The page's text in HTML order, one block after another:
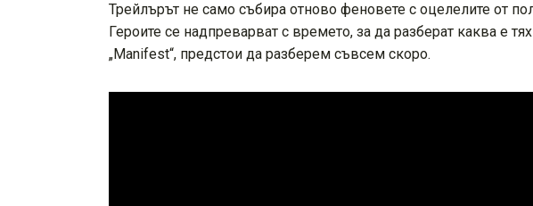
Трейлърът не само събира отново феновете с оцелелите от
Героите се надпреварват с времето, за да разберат каква е
„Manifest“, предстои да разберем съвсем скоро.